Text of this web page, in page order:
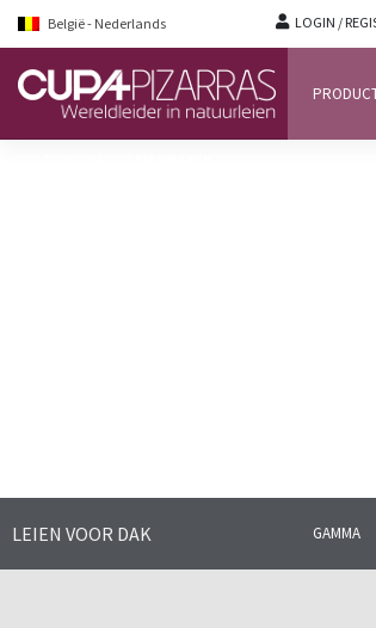
België - Nederlands LOGIN /
Wij produceren en
LEIEN VOOR DAK GAMMA